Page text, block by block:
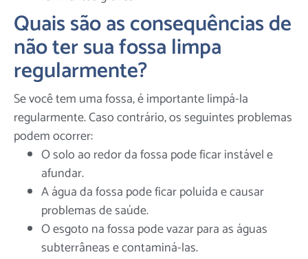
Quais são as consequências de
não ter sua fossa limpa
regularmente?
Se você tem uma fossa, é importante limpá-la
regularmente. Caso contrário, os seguintes problemas
podem ocorrer:
O solo ao redor da fossa pode ficar instável e
afundar.
A água da fossa pode ficar poluída e causar
problemas de saúde.
O esgoto na fossa pode vazar para as águas
subterrâneas e contaminá-las.